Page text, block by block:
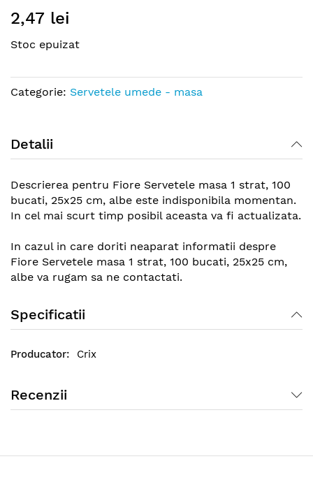
to
beginning
the
images
2,47 lei
Stoc epuizat
Categorie: Servetele umede - masa
Detalii
Descrierea pentru Fiore Servetele masa 1 strat, 100
bucati, 25x25 cm, albe este indisponibila momentan.
In cel mai scurt timp posibil aceasta va fi actualizata.
In cazul in care doriti neaparat informatii despre
Fiore Servetele masa 1 strat, 100 bucati, 25x25 cm,
albe va rugam sa ne contactati.
Specificatii
Crix
Recenzii